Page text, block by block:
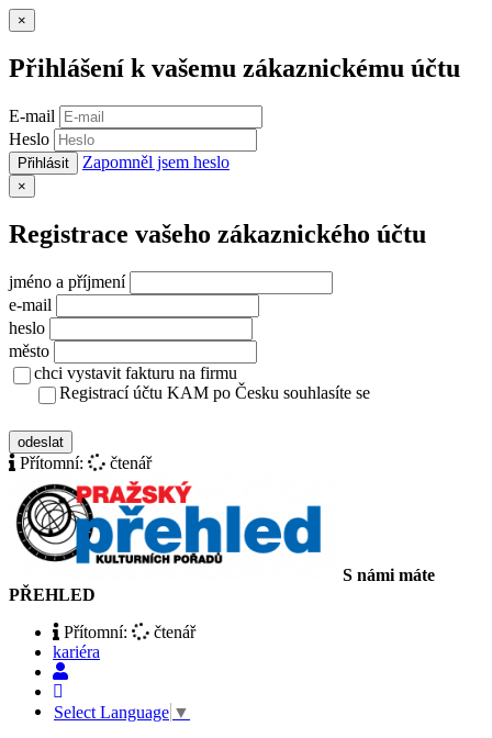
×
Přihlášení k vašemu zákaznickému účtu
E-mail
Heslo
Přihlásit Zapomněl jsem heslo
×
Registrace vašeho zákaznického účtu
jméno a příjmení
e-mail
heslo
město
chci vystavit fakturu na firmu
Registrací účtu KAM po Česku souhlasíte se
odeslat
Přítomní: čtenář
S námi máte
PŘEHLED
Přítomní:
čtenář
kariéra
Select Language ▼